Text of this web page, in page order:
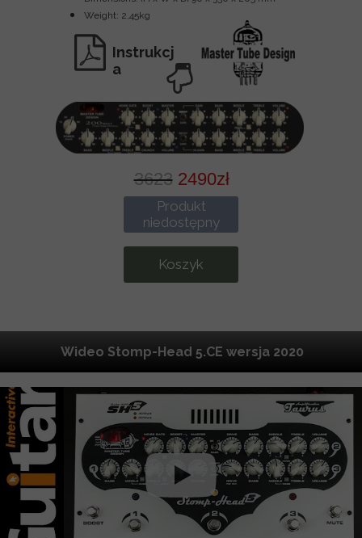
Wideo Stomp-Head 5.CE wersja 2020
Koszyk
Produkt
niedostępny
Weight: 2,45kg
Instrukcj
a
36232490zł